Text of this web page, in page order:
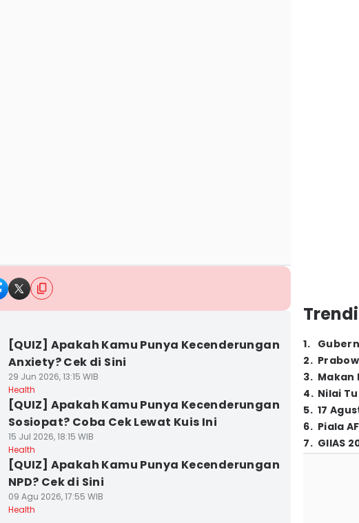
[QUIZ] Apakah Kamu Punya Kecenderungan
Anxiety? Cek di Sini
29 Jun 2026, 13:15 WIB
Health
[QUIZ] Apakah Kamu Punya Kecenderungan
Sosiopat? Coba Cek Lewat Kuis Ini
15 Jul 2026, 18:15 WIB
Health
[QUIZ] Apakah Kamu Punya Kecenderungan
NPD? Cek di Sini
09 Agu 2026, 17:55 WIB
Health
1.
2.
3. Makan
4. Nilai
5. 17
6. Piala
7. GIIAS